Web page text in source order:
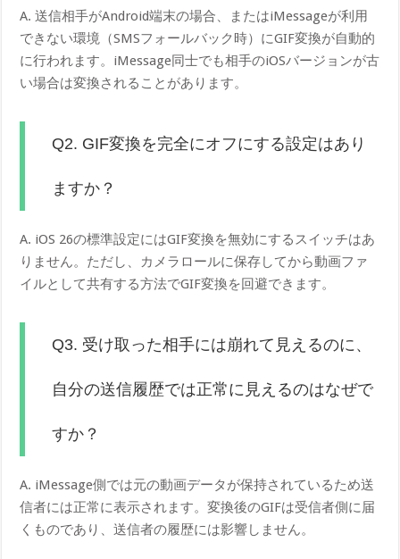
A. 送信相手がAndroid端末の場合、またはiMessageが利用
できない環境（SMSフォールバック時）にGIF変換が自動的
に行われます。iMessage同士でも相手のiOSバージョンが古
い場合は変換されることがあります。
Q2. GIF変換を完全にオフにする設定はあり
ますか？
A. iOS 26の標準設定にはGIF変換を無効にするスイッチはあ
りません。ただし、カメラロールに保存してから動画ファ
イルとして共有する方法でGIF変換を回避できます。
Q3. 受け取った相手には崩れて見えるのに、
自分の送信履歴では正常に見えるのはなぜで
すか？
A. iMessage側では元の動画データが保持されているため送
信者には正常に表示されます。変換後のGIFは受信者側に届
くものであり、送信者の履歴には影響しません。